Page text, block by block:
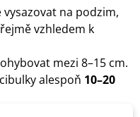
na podzim,
vzhledem k
mezi 8–15 cm.
alespoň 10–20